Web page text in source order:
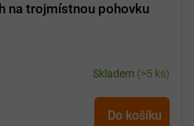
na trojmístnou pohovku
Skladem (>5 ks)
Do košíku